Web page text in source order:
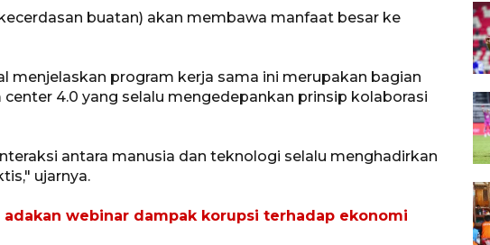
buatan) akan membawa manfaat besar ke
menjelaskan program kerja sama ini merupakan bagian
4.0 yang selalu mengedepankan prinsip kolaborasi
antara manusia dan teknologi selalu menghadirkan
ujarnya.
adakan webinar dampak korupsi terhadap ekonomi